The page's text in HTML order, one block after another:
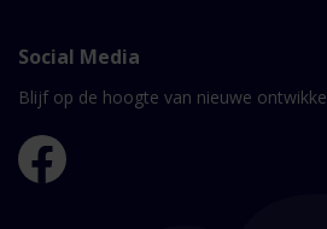
Social Media
Blijf op de hoogte van nieuwe